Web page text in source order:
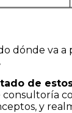
dónde va a
de
y